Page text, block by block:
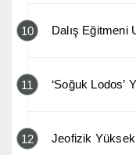
10 Dalış Eğitmeni
11 ‘Soğuk Lodos’
12 Jeofizik